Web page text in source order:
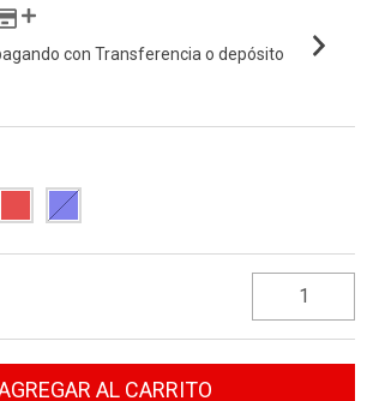
con Transferencia o depósito